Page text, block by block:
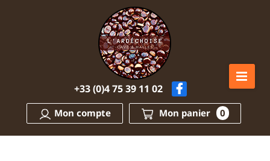
+33 (0)4 75 39 11 02
Mon compte Mon panier 0